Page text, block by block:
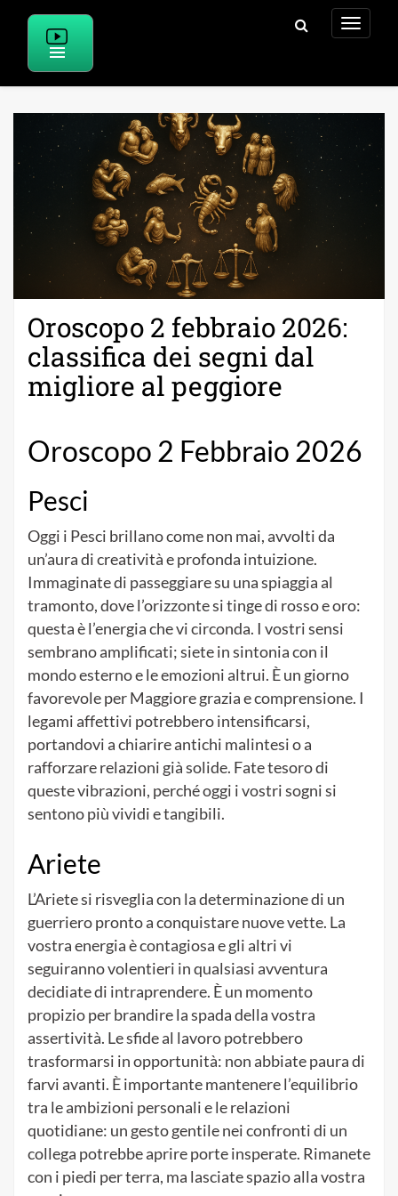
Oroscopo 2 febbraio 2026:
classifica dei segni dal
migliore al peggiore
Oroscopo 2 Febbraio 2026
Pesci
Oggi i Pesci brillano come non mai, avvolti da
un’aura di creatività e profonda intuizione.
Immaginate di passeggiare su una spiaggia al
tramonto, dove l’orizzonte si tinge di rosso e oro:
questa è l’energia che vi circonda. I vostri sensi
sembrano amplificati; siete in sintonia con il
mondo esterno e le emozioni altrui. È un giorno
favorevole per Maggiore grazia e comprensione. I
legami affettivi potrebbero intensificarsi,
portandovi a chiarire antichi malintesi o a
rafforzare relazioni già solide. Fate tesoro di
queste vibrazioni, perché oggi i vostri sogni si
sentono più vividi e tangibili.
Ariete
L’Ariete si risveglia con la determinazione di un
guerriero pronto a conquistare nuove vette. La
vostra energia è contagiosa e gli altri vi
seguiranno volentieri in qualsiasi avventura
decidiate di intraprendere. È un momento
propizio per brandire la spada della vostra
assertività. Le sfide al lavoro potrebbero
trasformarsi in opportunità: non abbiate paura di
farvi avanti. È importante mantenere l’equilibrio
tra le ambizioni personali e le relazioni
quotidiane: un gesto gentile nei confronti di un
collega potrebbe aprire porte insperate. Rimanete
con i piedi per terra, ma lasciate spazio alla vostra